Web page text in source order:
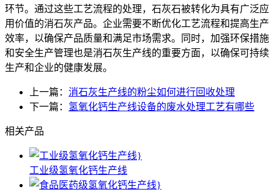
环节。通过这些工艺流程的处理，石灰石被转化为具有广泛应
用价值的消石灰产品。企业需要不断优化工艺流程和提高生产
效率，以确保产品质量和满足市场需求。同时，加强环保措施
和安全生产管理也是消石灰生产线的重要方面，以确保可持续
生产和企业的健康发展。
上一篇： 消石灰生产线的粉尘如何进行回收处理
下一篇： 氢氧化钙生产线设备的废水处理工艺有哪些
相关产品
工业级氢氧化钙生产线